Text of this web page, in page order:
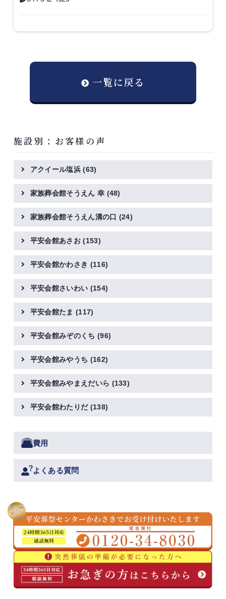
一覧に戻る
施設別：お客様の声
アクイール塩浜(63)
家族葬会館そうえん 幸 (48)
家族葬会館そうえん溝の口 (24)
平安会館あさお(153)
平安会館かわさき (116)
平安会館さいわい (154)
平安会館たま(117)
平安会館みぞのくち (96)
平安会館みやうち (162)
平安会館みやまえだいら (133)
平安会館わたりだ (138)
費用
よくある質問